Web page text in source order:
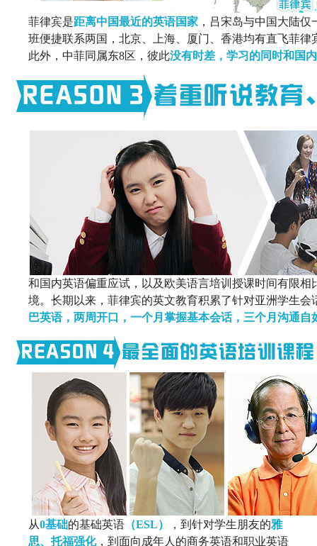
菲律宾是距离中国最近的英语国家 ，吕宋岛与中国大陆
班便捷联系两国，北京、上海、厦门、香港均有直飞菲律
此外，中菲同属东8区，彼此没有时差，学习的同时和国
和国内英语偏重应试，以及欧美语言培训授课时间有限相
境。长期以来，菲律宾的英文教育积累了针对亚洲学生
巴英语，两周开口，一个月掌握基本会话，三个月沟通自
从0基础的基础英语 （ESL） ，到针对学生朋友的雅
思、托福强化，到面向成年人的商务英语和职业英语